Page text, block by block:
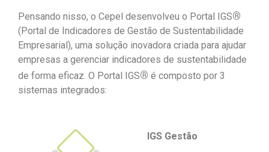
Pensando nisso, o Cepel desenvolveu o Portal IGS®
(Portal de Indicadores de Gestão de Sustentabilidade
Empresarial), uma solução inovadora criada para ajudar
empresas a gerenciar indicadores de sustentabilidade
de forma eficaz. O Portal IGS® é composto por 3
sistemas integrados:
IGS Gestão